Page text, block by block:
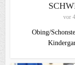
vor
Obing/